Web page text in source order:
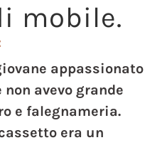
mobile.
appassionato
avevo grande
e falegnameria.
era un